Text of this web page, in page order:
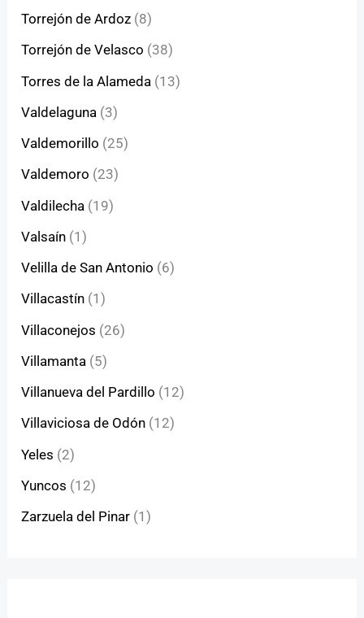
Torrejón de Ardoz (8)
Torrejón de Velasco (38)
Torres de la Alameda (13)
Valdelaguna (3)
Valdemorillo (25)
Valdemoro (23)
Valdilecha (19)
Valsaín (1)
Velilla de San Antonio (6)
Villacastín (1)
Villaconejos (26)
Villamanta (5)
Villanueva del Pardillo (12)
Villaviciosa de Odón (12)
Yeles (2)
Yuncos (12)
Zarzuela del Pinar (1)